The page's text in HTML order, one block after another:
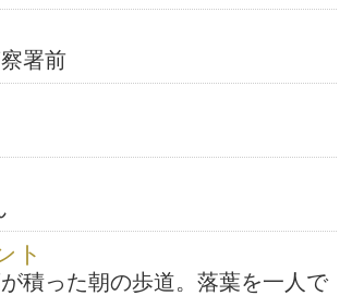
署前
ト
積った朝の歩道。落葉を一人で